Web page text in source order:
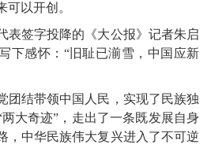
以开创。
签字投降的《大公报》记者朱启
下感怀：“旧耻已湔雪，中国应新
结带领中国人民，实现了民族独
大奇迹”，走出了一条既发展自身
，中华民族伟大复兴进入了不可逆